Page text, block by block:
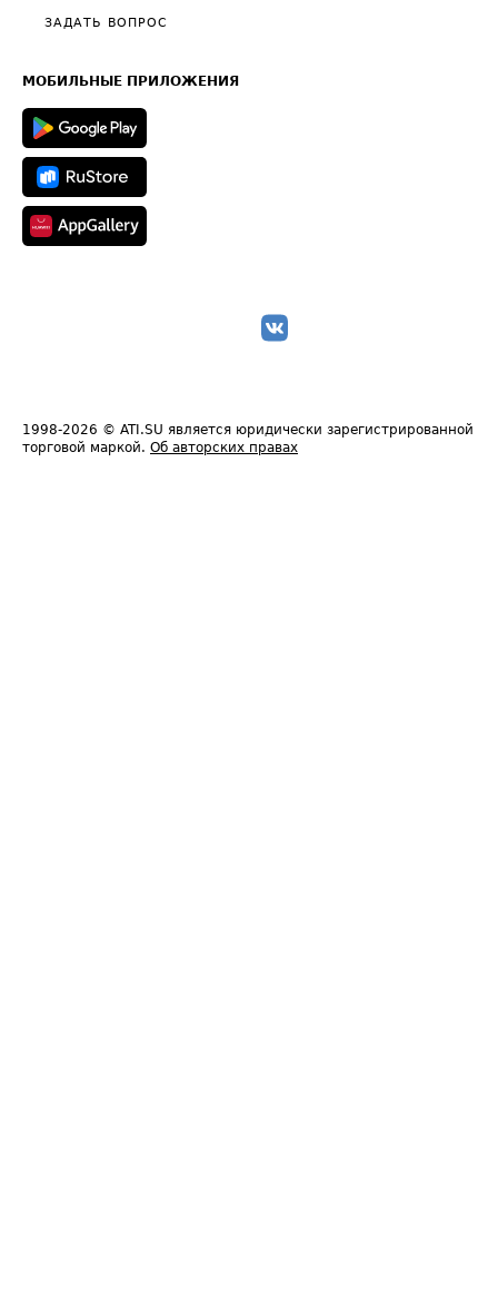
Общие положения
Полезное по перевозкам
Техническая информация
ЗАДАТЬ ВОПРОС
МОБИЛЬНЫЕ ПРИЛОЖЕНИЯ
1998-2026 © ATI.SU является юридически зарегистрированной
торговой маркой. Об авторских правах